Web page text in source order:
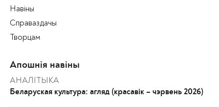
Навіны
Справаздачы
Творцам
Апошнія навіны
АНАЛІТЫКА
Беларуская культура: агляд (красавік – чэрвень 2026)